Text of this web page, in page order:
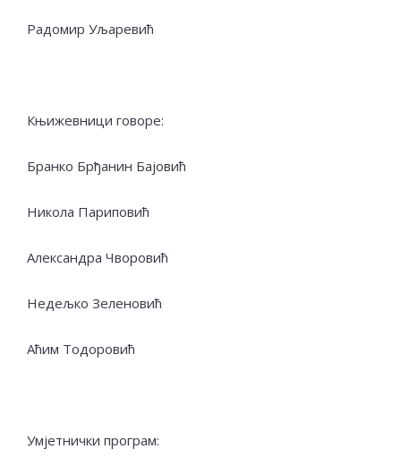
Радомир Уљаревић
Књижевници говоре:
Бранко Брђанин Бајовић
Никола Париповић
Александра Чворовић
Недељко Зеленовић
Аћим Тодоровић
Умјетнички програм: